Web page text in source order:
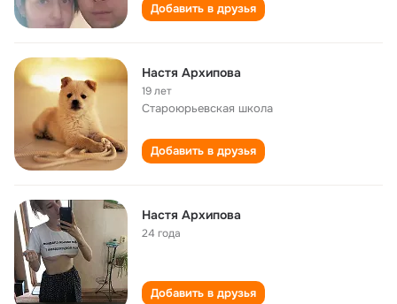
Добавить в друзья
Настя Архипова
19 лет
Староюрьевская школа
Добавить в друзья
Настя Архипова
24 года
Добавить в друзья